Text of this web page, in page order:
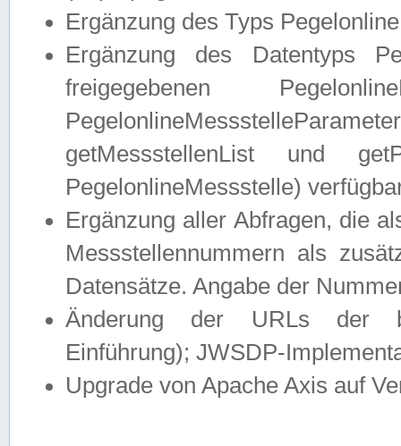
Ergänzung des Typs
Ergänzung des Datentyps
freigegebenen
getMessstellenList und
PegelonlineMessstelle)
Ergänzung aller Abfragen, die
Messstellennummern als
Datensätze. Angabe der
Änderung der URLs der
Einführung); JWSDP-
Upgrade von Apache Axis auf